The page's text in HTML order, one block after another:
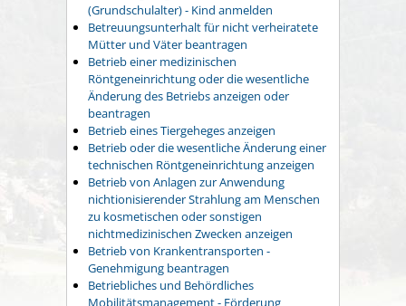
(Grundschulalter) - Kind anmelden
Betreuungsunterhalt für nicht verheiratete
Mütter und Väter beantragen
Betrieb einer medizinischen
Röntgeneinrichtung oder die wesentliche
Änderung des Betriebs anzeigen oder
beantragen
Betrieb eines Tiergeheges anzeigen
Betrieb oder die wesentliche Änderung einer
technischen Röntgeneinrichtung anzeigen
Betrieb von Anlagen zur Anwendung
nichtionisierender Strahlung am Menschen
zu kosmetischen oder sonstigen
nichtmedizinischen Zwecken anzeigen
Betrieb von Krankentransporten -
Genehmigung beantragen
Betriebliches und Behördliches
Mobilitätsmanagement - Förderung